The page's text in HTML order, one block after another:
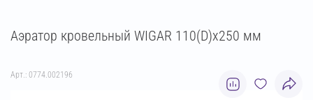
Аэратор кровельный WIGAR 110(D)х250 мм
Арт.: 0774.002196